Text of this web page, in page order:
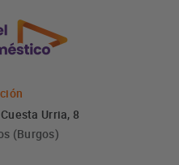
Urria, 8
(Burgos)